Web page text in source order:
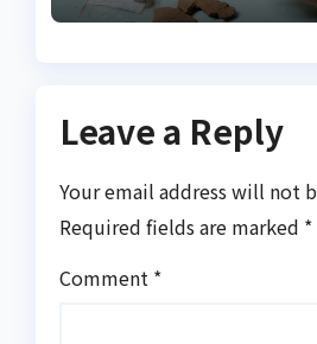
Leave a Reply
Your email address will not
Required fields are marked *
Comment *